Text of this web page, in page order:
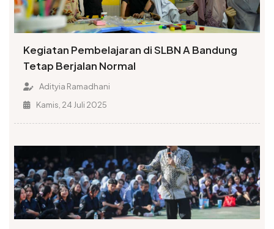
Kegiatan Pembelajaran di SLBN A Bandung
Tetap Berjalan Normal
Adityia Ramadhani
Kamis, 24 Juli 2025